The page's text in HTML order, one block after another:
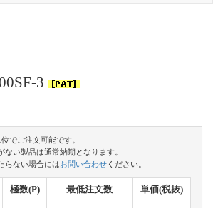
3
でご注文可能です。
ない製品は通常納期となります。
らない場合にはお問い合わせ ください。
極数(P) 最低注文数 単価(税抜)